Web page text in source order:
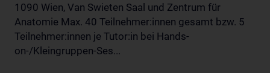
1090 Wien, Van Swieten Saal und Zentrum für
Anatomie Max. 40 Teilnehmer:innen gesamt bzw. 5
Teilnehmer:innen je Tutor:in bei Hands-
on-/Kleingruppen-Ses...